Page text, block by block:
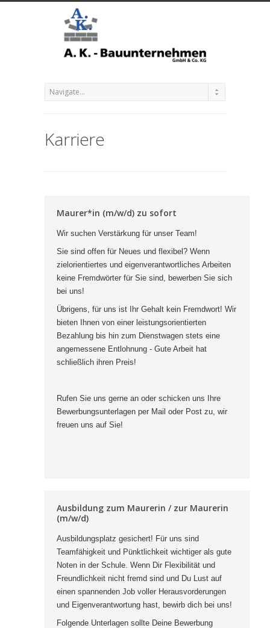
Karriere
Maurer*in (m/w/d) zu sofort
Wir suchen Verstärkung für unser Team!
Sie sind offen für Neues und flexibel? Wenn
zielorientiertes und eigenverantwortliches Arbeiten
keine Fremdwörter für Sie sind, bewerben Sie sich
bei uns!
Übrigens, für uns ist Ihr Gehalt kein Fremdwort! Wir
bieten Ihnen von einer leistungsorientierten
Bezahlung bis hin zum Dienstwagen stets eine
angemessene Entlohnung - Gute Arbeit hat
schließlich ihren Preis!
Rufen Sie uns gerne an oder schicken uns Ihre
Bewerbungsunterlagen per Mail oder Post zu, wir
freuen uns auf Sie!
Ausbildung zum Maurerin / zur Maurerin
(m/w/d)
Ausbildungsplatz gesichert! Für uns sind
Teamfähigkeit und Pünktlichkeit wichtiger als gute
Noten in der Schule. Wenn Dir Flexibilität und
Freundlichkeit nicht fremd sind und Du Lust auf
einen spannenden Job voller Herausvorderungen
und Eigenverantwortung hast, bewirb dich bei uns!
Folgende Unterlagen sollte Deine Bewerbung